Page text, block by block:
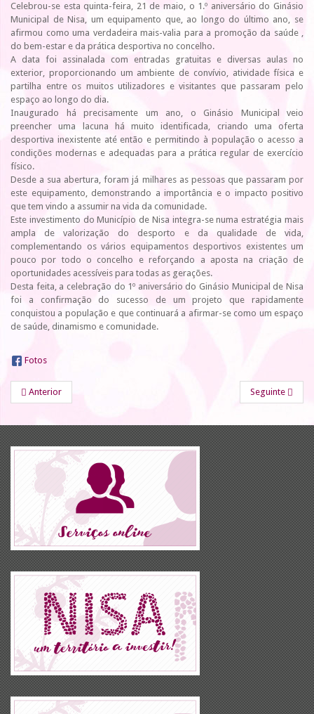
Celebrou-se esta quinta-feira, 21 de maio, o 1.º aniversário do Ginásio
Municipal de Nisa, um equipamento que, ao longo do último ano, se
afirmou como uma verdadeira mais-valia para a promoção da saúde ,
do bem-estar e da prática desportiva no concelho.
A data foi assinalada com entradas gratuitas e diversas aulas no
exterior, proporcionando um ambiente de convívio, atividade física e
partilha entre os muitos utilizadores e visitantes que passaram pelo
espaço ao longo do dia.
Inaugurado há precisamente um ano, o Ginásio Municipal veio
preencher uma lacuna há muito identificada, criando uma oferta
desportiva inexistente até então e permitindo à população o acesso a
condições modernas e adequadas para a prática regular de exercício
físico.
Desde a sua abertura, foram já milhares as pessoas que passaram por
este equipamento, demonstrando a importância e o impacto positivo
que tem vindo a assumir na vida da comunidade.
Este investimento do Município de Nisa integra-se numa estratégia mais
ampla de valorização do desporto e da qualidade de vida,
complementando os vários equipamentos desportivos existentes um
pouco por todo o concelho e reforçando a aposta na criação de
oportunidades acessíveis para todas as gerações.
Desta feita, a celebração do 1º aniversário do Ginásio Municipal de Nisa
foi a confirmação do sucesso de um projeto que rapidamente
conquistou a população e que continuará a afirmar-se como um espaço
de saúde, dinamismo e comunidade.
Fotos
Anterior Seguinte